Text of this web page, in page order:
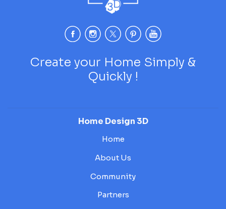
Create your Home Simply &
Quickly !
Home Design 3D
Home
About Us
Community
Partners